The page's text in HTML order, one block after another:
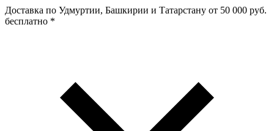
Доставка по Удмуртии, Башкирии и Татарстану от 50 000 руб.
бесплатно *